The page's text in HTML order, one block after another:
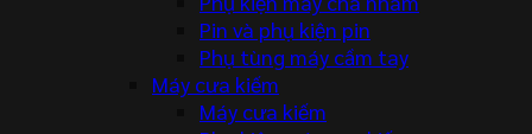
Pin và phụ kiện pin
Phụ tùng máy cầm tay
Máy cưa kiếm
Máy cưa kiếm